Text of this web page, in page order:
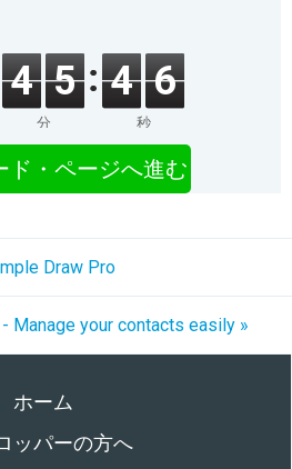
4 5
分
4 6
秒
ド・ページへ進む
Draw Pro
Manage your contacts easily »
ホーム
ッパーの方へ